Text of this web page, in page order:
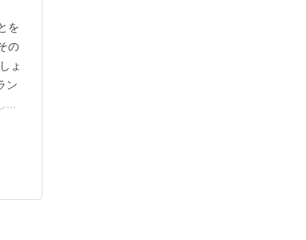
を
の
ょ
ン
草